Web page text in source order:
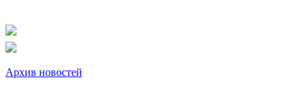
Архив новостей